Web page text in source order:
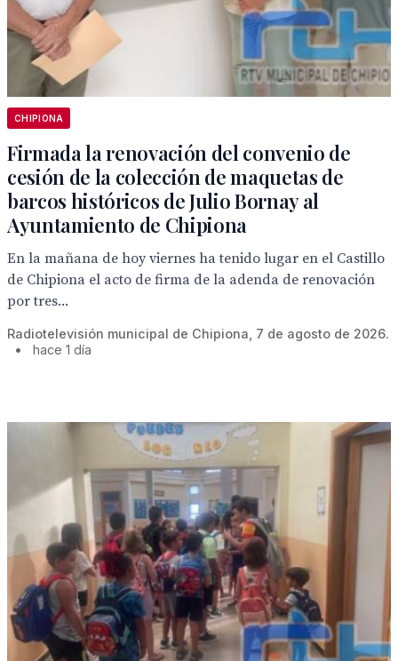
CHIPIONA
Firmada la renovación del convenio de
cesión de la colección de maquetas de
barcos históricos de Julio Bornay al
Ayuntamiento de Chipiona
En la mañana de hoy viernes ha tenido lugar en el Castillo
de Chipiona el acto de firma de la adenda de renovación
por tres...
Radiotelevisión municipal de Chipiona, 7 de agosto de 2026.
•
hace 1 día